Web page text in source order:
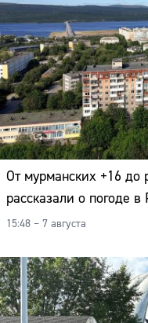
От мурманских +16 до
рассказали о погоде в
15:48 – 7 августа